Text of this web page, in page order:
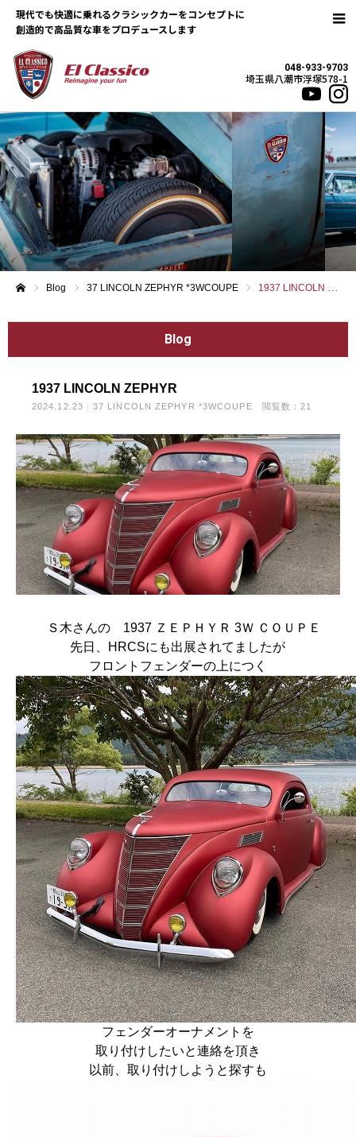
現代でも快適に乗れるクラシックカーをコンセプトに
048-933-9703
埼玉県八潮市浮塚578-1
Blog 37 LINCOLN ZEPHYR *3WCOUPE 1937 LINCOLN ZEPHYR
Blog
1937 LINCOLN ZEPHYR
2024.12.23 37 LINCOLN ZEPHYR *3WCOUPE 閲覧数：21
Ｓ木さんの 1937 ＺＥＰＨＹＲ 3Ｗ ＣＯＵＰＥ
先日、HRCSにも出展されてましたが
フロントフェンダーの上につく
フェンダーオーナメントを
取り付けしたいと連絡を頂き
以前、取り付けしようと探すも